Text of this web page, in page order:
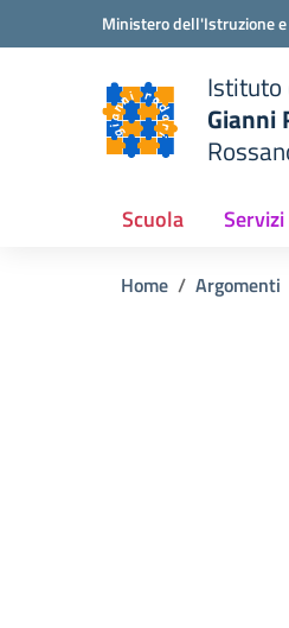
Vai ai contenuti
Vai al menu di navigazione
Ministero dell'Istruzione
scuola
Istituto
Gianni
Scuola Servizi
Home Argomenti